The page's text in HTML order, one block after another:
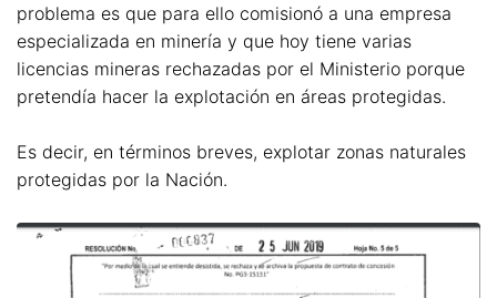
problema es que para ello comisionó a una empresa
especializada en minería y que hoy tiene varias
licencias mineras rechazadas por el Ministerio porque
pretendía hacer la explotación en áreas protegidas.
Es decir, en términos breves, explotar zonas naturales
protegidas por la Nación.